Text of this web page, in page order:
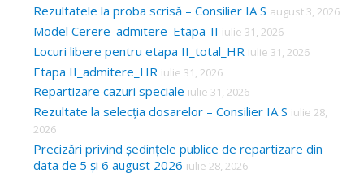
Rezultatele la proba scrisă – Consilier IA S august 3, 2026
Model Cerere_admitere_Etapa-II iulie 31, 2026
Locuri libere pentru etapa II_total_HR iulie 31, 2026
Etapa II_admitere_HR iulie 31, 2026
Repartizare cazuri speciale iulie 31, 2026
Rezultate la selecția dosarelor – Consilier IA S iulie 28,
2026
Precizări privind ședințele publice de repartizare din
data de 5 și 6 august 2026 iulie 28, 2026